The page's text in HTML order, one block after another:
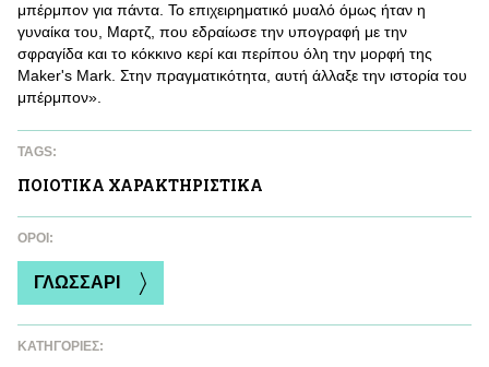
μπέρμπον για πάντα. Το επιχειρηματικό μυαλό όμως ήταν η
γυναίκα του, Μαρτζ, που εδραίωσε την υπογραφή με την
σφραγίδα και το κόκκινο κερί και περίπου όλη την μορφή της
Maker's Mark. Στην πραγματικότητα, αυτή άλλαξε την ιστορία του
μπέρμπον».
TAGS:
ΠΟΙΟΤΙΚA ΧΑΡΑΚΤΗΡΙΣΤΙΚA
ΌΡΟΙ:
ΓΛΩΣΣΑΡΙ
ΚΑΤΗΓΟΡΙΕΣ: